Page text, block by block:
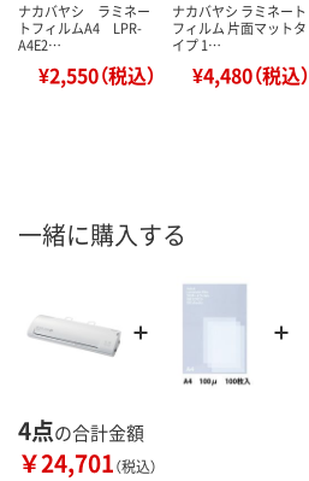
ナカバヤシ ラミネー
トフィルムA4 LPR-
A4E2…
¥2,550（税込）
ナカバヤシ ラミネート
フィルム 片面マットタ
イプ 1…
¥4,480（税込）
一緒に購入する
4点の合計金額
￥24,701（税込）